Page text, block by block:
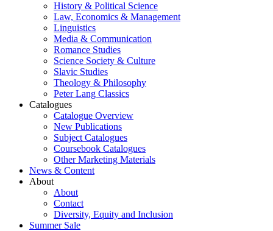
History & Political Science
Law, Economics & Management
Linguistics
Media & Communication
Romance Studies
Science Society & Culture
Slavic Studies
Theology & Philosophy
Peter Lang Classics
Catalogues
Catalogue Overview
New Publications
Subject Catalogues
Coursebook Catalogues
Other Marketing Materials
News & Content
About
About
Contact
Diversity, Equity and Inclusion
Summer Sale